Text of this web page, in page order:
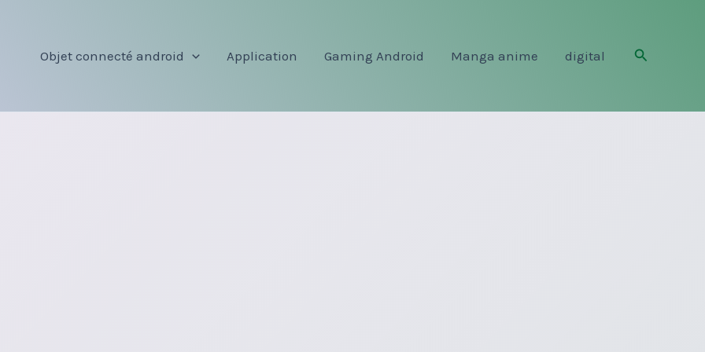
Objet connecté android Application Gaming Android Manga anime digital Rechercher